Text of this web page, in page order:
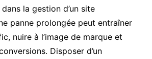
la gestion d’un site
panne prolongée peut entraîner
nuire à l’image de marque et
Disposer d’un